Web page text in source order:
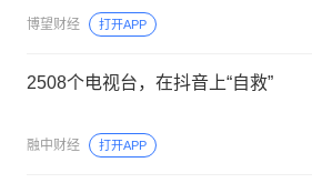
博望财经 打开APP
2508个电视台，在抖音上“自救”
融中财经 打开APP